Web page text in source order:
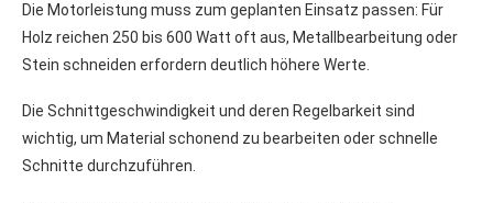
Die Motorleistung muss zum geplanten Einsatz passen: Für
Holz reichen 250 bis 600 Watt oft aus, Metallbearbeitung oder
Stein schneiden erfordern deutlich höhere Werte.
Die Schnittgeschwindigkeit und deren Regelbarkeit sind
wichtig, um Material schonend zu bearbeiten oder schnelle
Schnitte durchzuführen.